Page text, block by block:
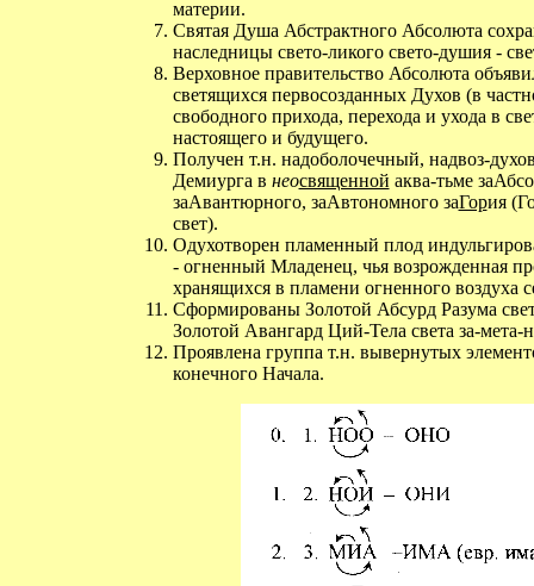
материи.
Святая Душа Абстрактного Абсолюта
наследницы свето-ликого свето-душия -
Верховное правительство Абсолюта
светящихся первосозданных Духов (в
свободного прихода, перехода и ухода в
настоящего и будущего.
Получен т.н. надоболочечный, надвоз-
Демиурга в неосвященной аква-тьме
заАвантюрного, заАвтономного заГория
свет).
Одухотворен пламенный плод
- огненный Младенец, чья возрожденная
хранящихся в пламени огненного воздуха
Сформированы Золотой Абсурд Разума
Золотой Авангард Ций-Тела света за-мета-
Проявлена группа т.н. вывернутых
конечного Начала.